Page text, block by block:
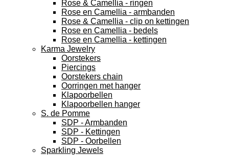
Rose & Camellia - ringen
Rose en Camellia - armbanden
Rose & Camellia - clip on kettingen
Rose en Camellia - bedels
Rose en Camellia - kettingen
Karma Jewelry
Oorstekers
Piercings
Oorstekers chain
Oorringen met hanger
Klapoorbellen
Klapoorbellen hanger
S. de Pomme
SDP - Armbanden
SDP - Kettingen
SDP - Oorbellen
Sparkling Jewels